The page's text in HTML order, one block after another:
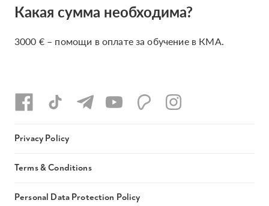
Какая сумма необходима?
3000 € – помощи в оплате за обучение в КМА.
Privacy Policy
Terms & Conditions
Personal Data Protection Policy